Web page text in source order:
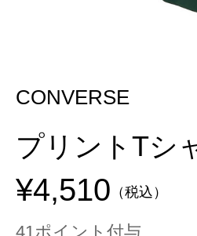
CONVERSE
プリントTシ
¥4,510 （税込）
41ポイント付与